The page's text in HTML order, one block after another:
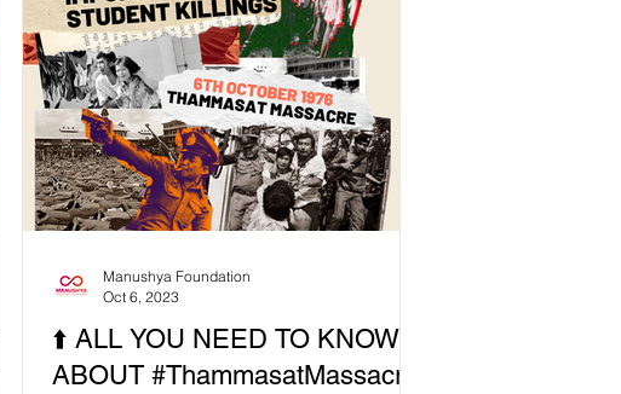
⬆️ ALL YOU NEED TO KNOW
ABOUT #ThammasatMassacre
Manushya Foundation
Oct 6, 2023